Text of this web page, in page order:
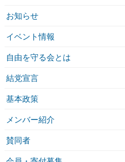
お知らせ
イベント情報
自由を守る会とは
結党宣言
基本政策
メンバー紹介
賛同者